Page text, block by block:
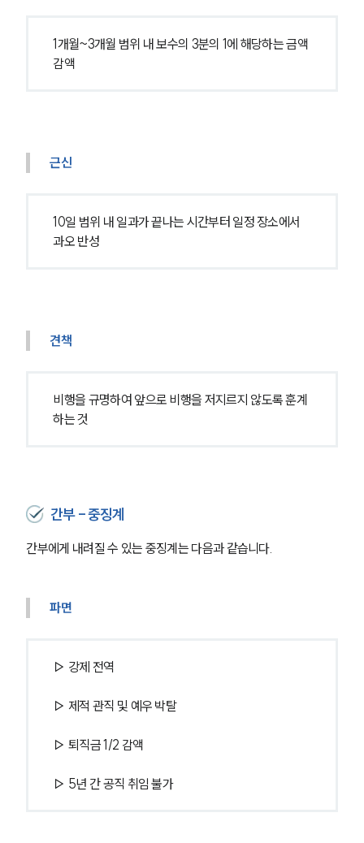
1개월~3개월 범위 내 보수의 3분의 1에 해당하는 금액
감액
근신
10일 범위 내 일과가 끝나는 시간부터 일정 장소에서
과오 반성
견책
비행을 규명하여 앞으로 비행을 저지르지 않도록 훈계
하는 것
간부 - 중징계
간부에게 내려질 수 있는 중징계는 다음과 같습니다.
파면
▷ 강제 전역
▷ 제적 관직 및 예우 박탈
▷ 퇴직금 1/2 감액
▷ 5년 간 공직 취임 불가